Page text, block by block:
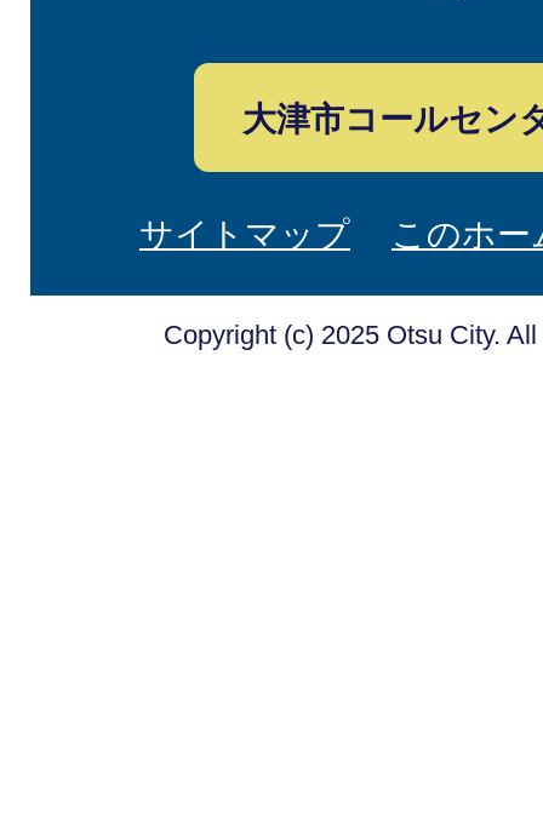
大津市コールセン
サイトマップ このホ
Copyright (c) 2025 Otsu City.